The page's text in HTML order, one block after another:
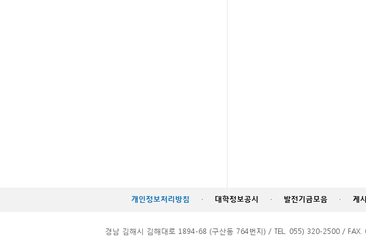
개인정보처리방침 · 대학정보공시 · 발전기금모음 · 게
경남 김해시 김해대로 1894-68 (구산동 764번지) / TEL. 055) 320-2500 /